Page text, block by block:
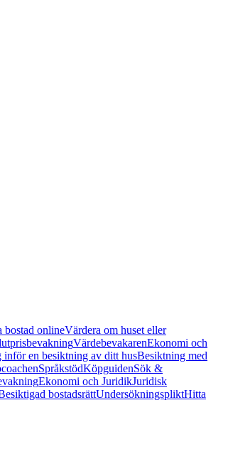
bostad onlineVärdera om huset eller
VärdebevakarenEkonomi och
inför en besiktning av ditt husBesiktning med
SpråkstödKöpguidenSök &
Ekonomi och JuridikJuridisk
bostadsrättUndersökningspliktHitta